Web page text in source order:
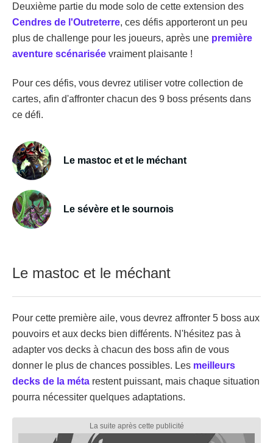
Deuxième partie du mode solo de cette extension des
Cendres de l'Outreterre, ces défis apporteront un peu
plus de challenge pour les joueurs, après une première
aventure scénarisée vraiment plaisante !
Pour ces défis, vous devrez utiliser votre collection de
cartes, afin d'affronter chacun des 9 boss présents dans
ce défi.
Le mastoc et et le méchant
Le sévère et le sournois
Le mastoc et le méchant
Pour cette première aile, vous devrez affronter 5 boss aux
pouvoirs et aux decks bien différents. N'hésitez pas à
adapter vos decks à chacun des boss afin de vous
donner le plus de chances possibles. Les meilleurs
decks de la méta restent puissant, mais chaque situation
pourra nécessiter quelques adaptations.